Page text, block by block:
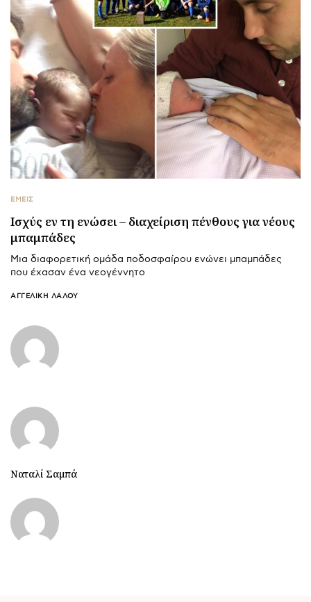
ΕΜΕΙΣ
Ισχύς εν τη ενώσει – διαχείριση πένθους για νέους
μπαμπάδες
Μια διαφορετική ομάδα ποδοσφαίρου ενώνει μπαμπάδες
που έχασαν ένα νεογέννητο
ΑΓΓΕΛΙΚΉ ΛΆΛΟΥ
Ναταλί Σαμπά